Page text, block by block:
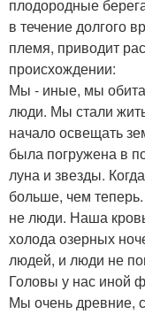
плодородные
в течение долгого
племя, приводит
происхождении:
Мы - иные, мы
люди. Мы стали
начало освещать
была погружена в
луна и звезды.
больше, чем
не люди. Наша
холода озерных
людей, и люди не
Головы у нас иной
Мы очень